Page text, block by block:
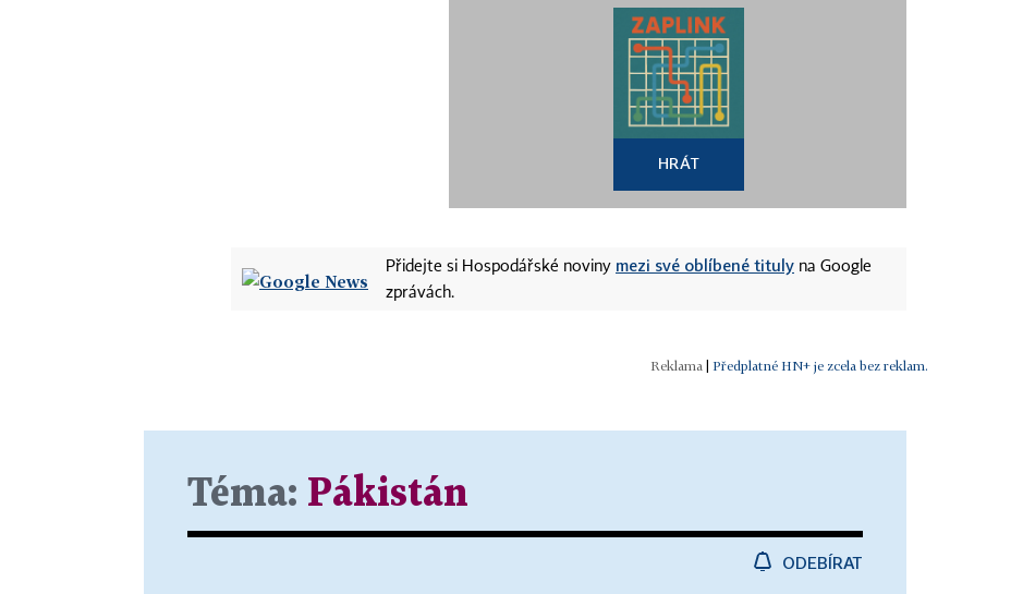
HRÁT
Přidejte si Hospodářské noviny mezi své oblíbené tituly na Google
zprávách.
| Předplatné HN+ je zcela bez reklam.
Téma: Pákistán
ODEBÍRAT